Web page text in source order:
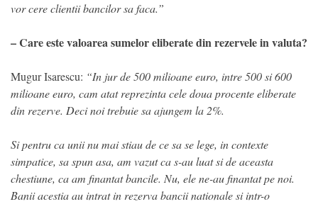
vor cere clientii bancilor sa faca.”
– Care este valoarea sumelor eliberate din rezervele in valuta?
Mugur Isarescu: “In jur de 500 milioane euro, intre 500 si 600
milioane euro, cam atat reprezinta cele doua procente eliberate
din rezerve. Deci noi trebuie sa ajungem la 2%.
Si pentru ca unii nu mai stiau de ce sa se lege, in contexte
simpatice, sa spun asa, am vazut ca s-au luat si de aceasta
chestiune, ca am finantat bancile. Nu, ele ne-au finantat pe noi.
Banii acestia au intrat in rezerva bancii nationale si intr-o